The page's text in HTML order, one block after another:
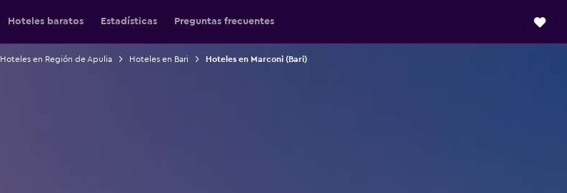
Hoteles baratos Estadísticas Preguntas frecuentes
Hoteles en Región de Apulia Hoteles en Bari Hoteles en Marconi (Bari)